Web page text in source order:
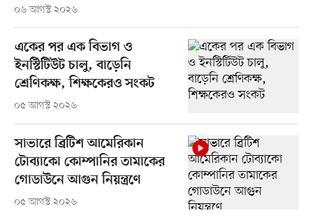
০৬ আগস্ট ২০২৬
একের পর এক বিভাগ ও
ইনস্টিটিউট চালু, বাড়েনি
শ্রেণিকক্ষ, শিক্ষকেরও সংকট
০৫ আগস্ট ২০২৬
সাভারে ব্রিটিশ আমেরিকান
টোব্যাকো কোম্পানির তামাকের
গোডাউনে আগুন নিয়ন্ত্রণে
০৫ আগস্ট ২০২৬